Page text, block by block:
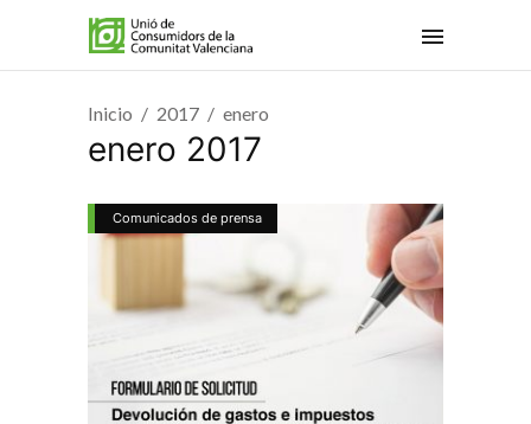
Inicio 2017 enero
enero 2017
Comunicados de prensa